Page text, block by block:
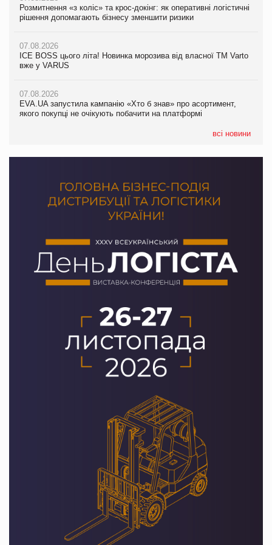
Розмитнення «з коліс» та крос-докінг: як оперативні логістичні
рішення допомагають бізнесу зменшити ризики
07.08.2026
ICE BOSS цього літа! Новинка морозива від власної ТМ Varto
вже у VARUS
07.08.2026
EVA.UA запустила кампанію «Хто б знав» про асортимент,
якого покупці не очікують побачити на платформі
всі новини
07.08.2026
EVA.UA запустила кампанію «Хто б знав» про асортимент,
06.08.2026
Смачна новинка для хвостатих: у VARUS з’явилися паучі
05.08.2026
Мережа супермаркетів VARUS купує мережу магазинів
Kraft Heinz скоротила збиток у першому півріччі
Продажі Hugo Boss впали на 9%